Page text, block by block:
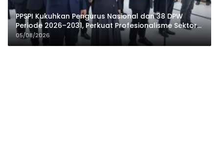
PPSPI Kukuhkan Pengurus Nasional dan 38 DPW
Periode 2026–2031, Perkuat Profesionalisme Sektor
Publik
05/08/2026